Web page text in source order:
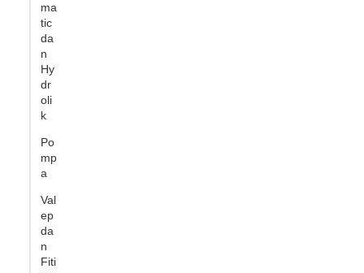
ma
tic
da
n
Hy
dr
oli
k
Po
mp
a
Val
ep
da
n
Fiti